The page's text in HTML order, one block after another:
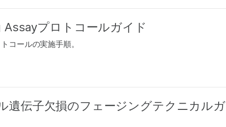
プロトコールガイド
コールの実施手順。
遺伝子欠損のフェージングテクニカルガ